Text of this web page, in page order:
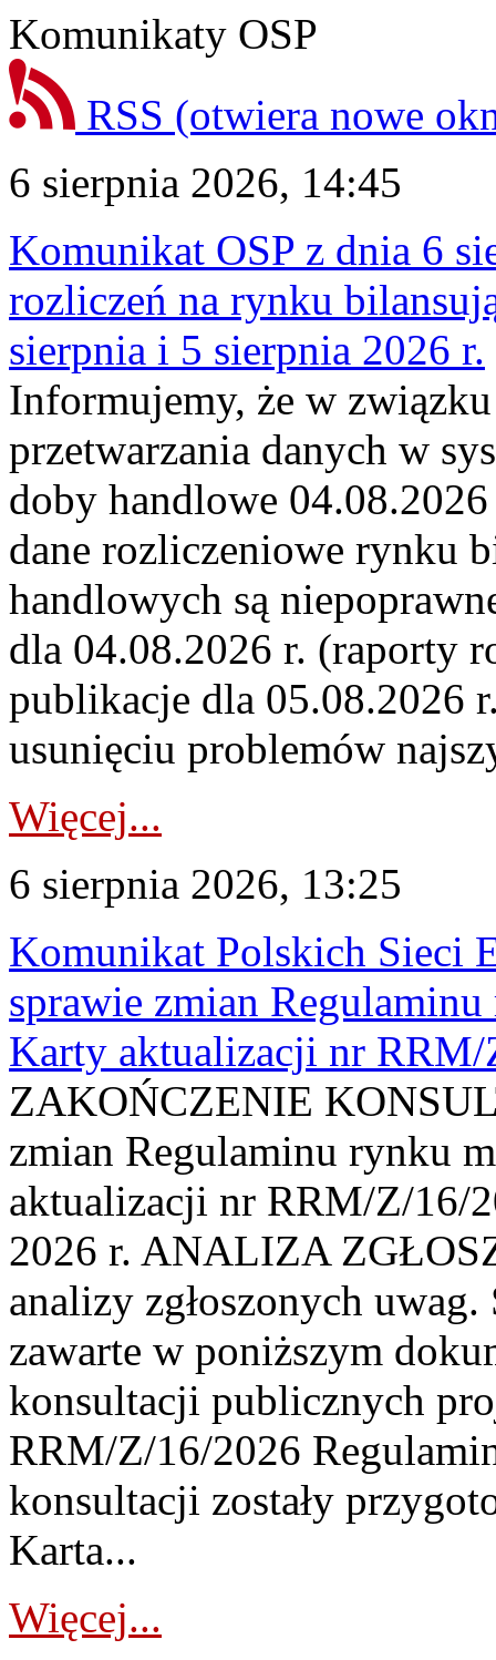
Komunikaty OSP
RSS (otwiera nowe
6 sierpnia 2026, 14:45
Komunikat OSP z dnia 6
rozliczeń na rynku
sierpnia i 5 sierpnia 2026 r.
Informujemy, że w
przetwarzania danych w
doby handlowe
dane rozliczeniowe rynku
handlowych są
dla 04.08.2026 r. (raporty
publikacje dla 05.08.2026
usunięciu problemów
Więcej...
6 sierpnia 2026, 13:25
Komunikat Polskich Sieci
sprawie zmian
Karty aktualizacji nr
ZAKOŃCZENIE
zmian Regulaminu rynku
aktualizacji nr RRM/Z/16/
2026 r. ANALIZA
analizy zgłoszonych
zawarte w poniższym
konsultacji publicznych
RRM/Z/16/2026
konsultacji zostały
Karta...
Więcej...